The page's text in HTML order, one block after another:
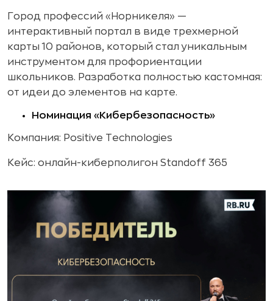
Город профессий «Норникеля» —
интерактивный портал в виде трехмерной
карты 10 районов, который стал уникальным
инструментом для профориентации
школьников. Разработка полностью кастомная:
от идеи до элементов на карте.
Номинация «Кибербезопасность»
Компания: Positive Technologies
Кейс: онлайн-киберполигон Standoff 365